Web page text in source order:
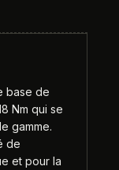
base de
Nm qui se
gamme.
de
et pour la